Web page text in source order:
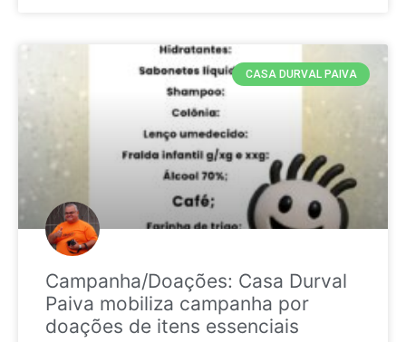
CASA DURVAL PAIVA
Campanha/Doações: Casa Durval
Paiva mobiliza campanha por
doações de itens essenciais